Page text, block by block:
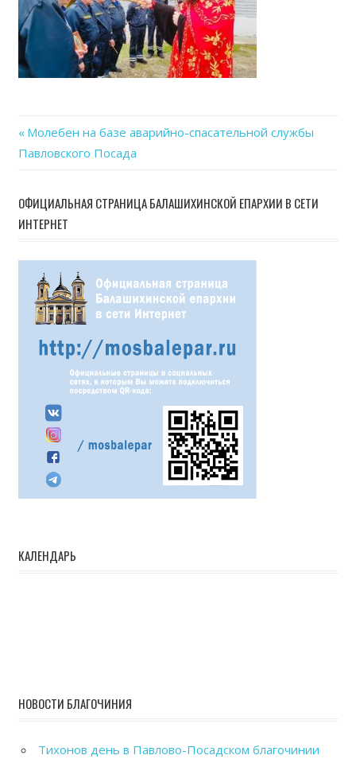
Навигация
записям
Previous
Post:
Молебен на базе аварийно-спасательной службы
Павловского Посада
ОФИЦИАЛЬНАЯ СТРАНИЦА БАЛАШИХИНСКОЙ ЕПАРХИИ В СЕТИ
ИНТЕРНЕТ
КАЛЕНДАРЬ
НОВОСТИ БЛАГОЧИНИЯ
Тихонов день в Павлово-Посадском благочинии